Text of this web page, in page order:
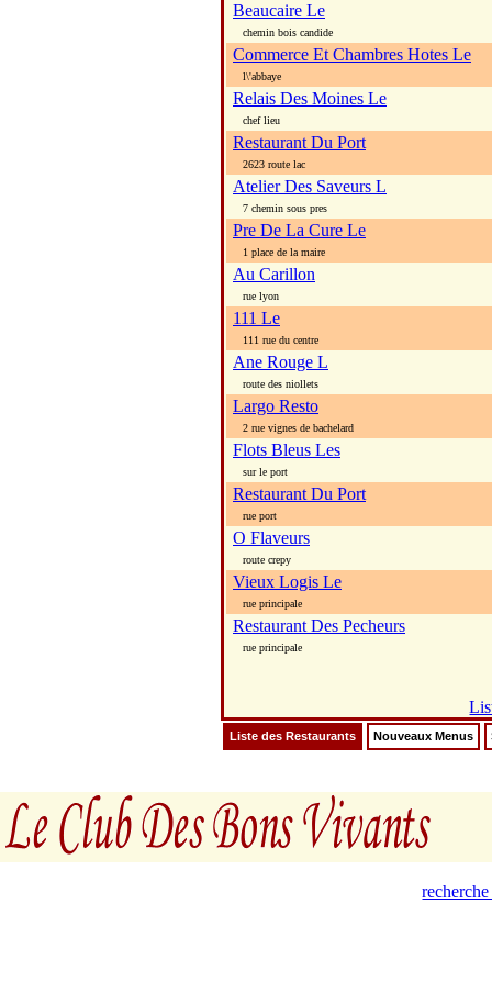
Beaucaire Le
chemin bois candide
Commerce Et Chambres Hotes Le
l\'abbaye
Relais Des Moines Le
chef lieu
Restaurant Du Port
2623 route lac
Atelier Des Saveurs L
7 chemin sous pres
Pre De La Cure Le
1 place de la maire
Au Carillon
rue lyon
111 Le
111 rue du centre
Ane Rouge L
route des niollets
Largo Resto
2 rue vignes de bachelard
Flots Bleus Les
sur le port
Restaurant Du Port
rue port
O Flaveurs
route crepy
Vieux Logis Le
rue principale
Restaurant Des Pecheurs
rue principale
Liste des Restaurants Nouveaux Menus